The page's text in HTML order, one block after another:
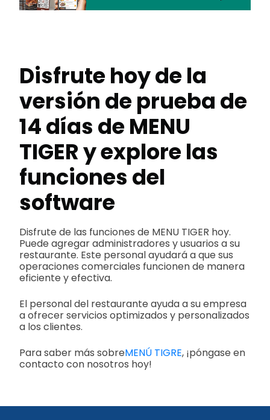
Disfrute hoy de la
versión de prueba de
14 días de MENU
TIGER y explore las
funciones del
software
Disfrute de las funciones de MENU TIGER hoy.
Puede agregar administradores y usuarios a su
restaurante. Este personal ayudará a que sus
operaciones comerciales funcionen de manera
eficiente y efectiva.
El personal del restaurante ayuda a su empresa
a ofrecer servicios optimizados y personalizados
a los clientes.
Para saber más sobreMENÚ TIGRE, ¡póngase en
contacto con nosotros hoy!